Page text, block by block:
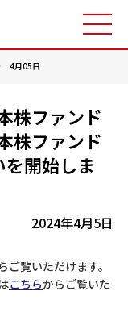
4月05日
株ファンド
株ファンド
を開始しま
2024年4月5日
ご覧いただけます。
こちらからご覧いた